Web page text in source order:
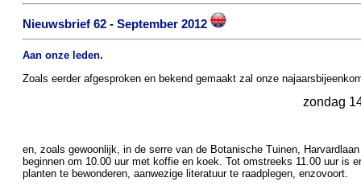
Nieuwsbrief 62 - September 2012
Aan onze leden.
Zoals eerder afgesproken en bekend gemaakt zal onze
zondag
en, zoals gewoonlijk, in de serre van de Botanische Tuinen,
beginnen om 10.00 uur met koffie en koek. Tot omstreeks 11.00 uur is
planten te bewonderen, aanwezige literatuur te raadplegen, enzovoort.